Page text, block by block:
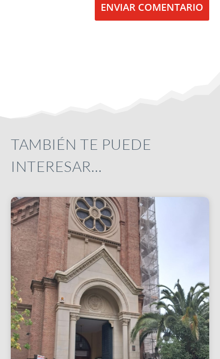
ENVIAR COMENTARIO
TAMBIÉN TE PUEDE
INTERESAR…